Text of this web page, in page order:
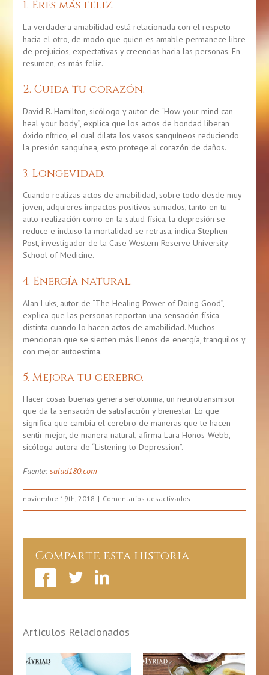
1. Eres más feliz.
La verdadera amabilidad está relacionada con el respeto
hacia el otro, de modo que quien es amable permanece libre
de prejuicios, expectativas y creencias hacia las personas. En
resumen, es másfeliz.
2. Cuida tu corazón.
David R. Hamilton, sicólogo y autor de “How your mind can
heal your body”, explica que los actos de bondad liberan
óxido nítrico, el cual dilata los vasos sanguíneos reduciendo
lapresión sanguínea, esto protege al corazón de daños.
3. Longevidad.
Cuando realizas actos de amabilidad, sobre todo desde muy
joven, adquieres impactos positivos sumados, tanto en tu
auto-realización como en lasalud física, la depresión se
reduce e incluso la mortalidad se retrasa, indica Stephen
Post, investigador de la Case Western Reserve University
School of Medicine.
4. Energía natural.
Alan Luks, autor de “The Healing Power of Doing Good”,
explica que las personas reportan una sensación física
distinta cuando lo hacen actos de amabilidad. Muchos
mencionan que se sienten más llenos de energía, tranquilos y
con mejor autoestima.
5. Mejora tu cerebro.
Hacer cosas buenas generaserotonina, un neurotransmisor
que da la sensación de satisfacción y bienestar. Lo que
significa que cambia el cerebro de maneras que te hacen
sentir mejor, de manera natural, afirma Lara Honos-Webb,
sicóloga autora de “Listening to Depression”.
Fuente:salud180.com
noviembre 19th, 2018 Comentarios desactivados
5
Comparte esta historia
Artículos Relacionados